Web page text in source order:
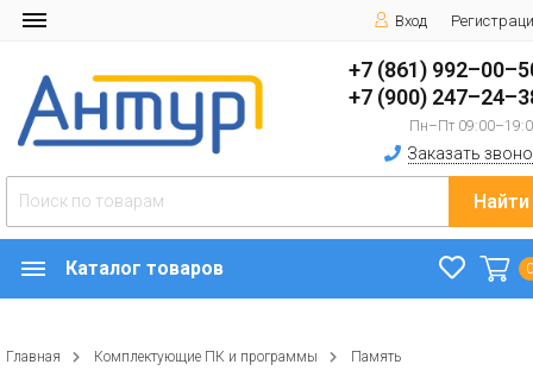
Вход
+7 (861)
+7 (900)
Пн–Пт
Заказать
Найти
Каталог товаров
Главная Комплектующие ПК и программы Память